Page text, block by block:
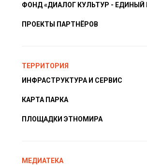
ФОНД «ДИАЛОГ КУЛЬТУР - ЕДИНЫЙ
ПРОЕКТЫ ПАРТНЁРОВ
ТЕРРИТОРИЯ
ИНФРАСТРУКТУРА И СЕРВИС
КАРТА ПАРКА
ПЛОЩАДКИ ЭТНОМИРА
МЕДИАТЕКА